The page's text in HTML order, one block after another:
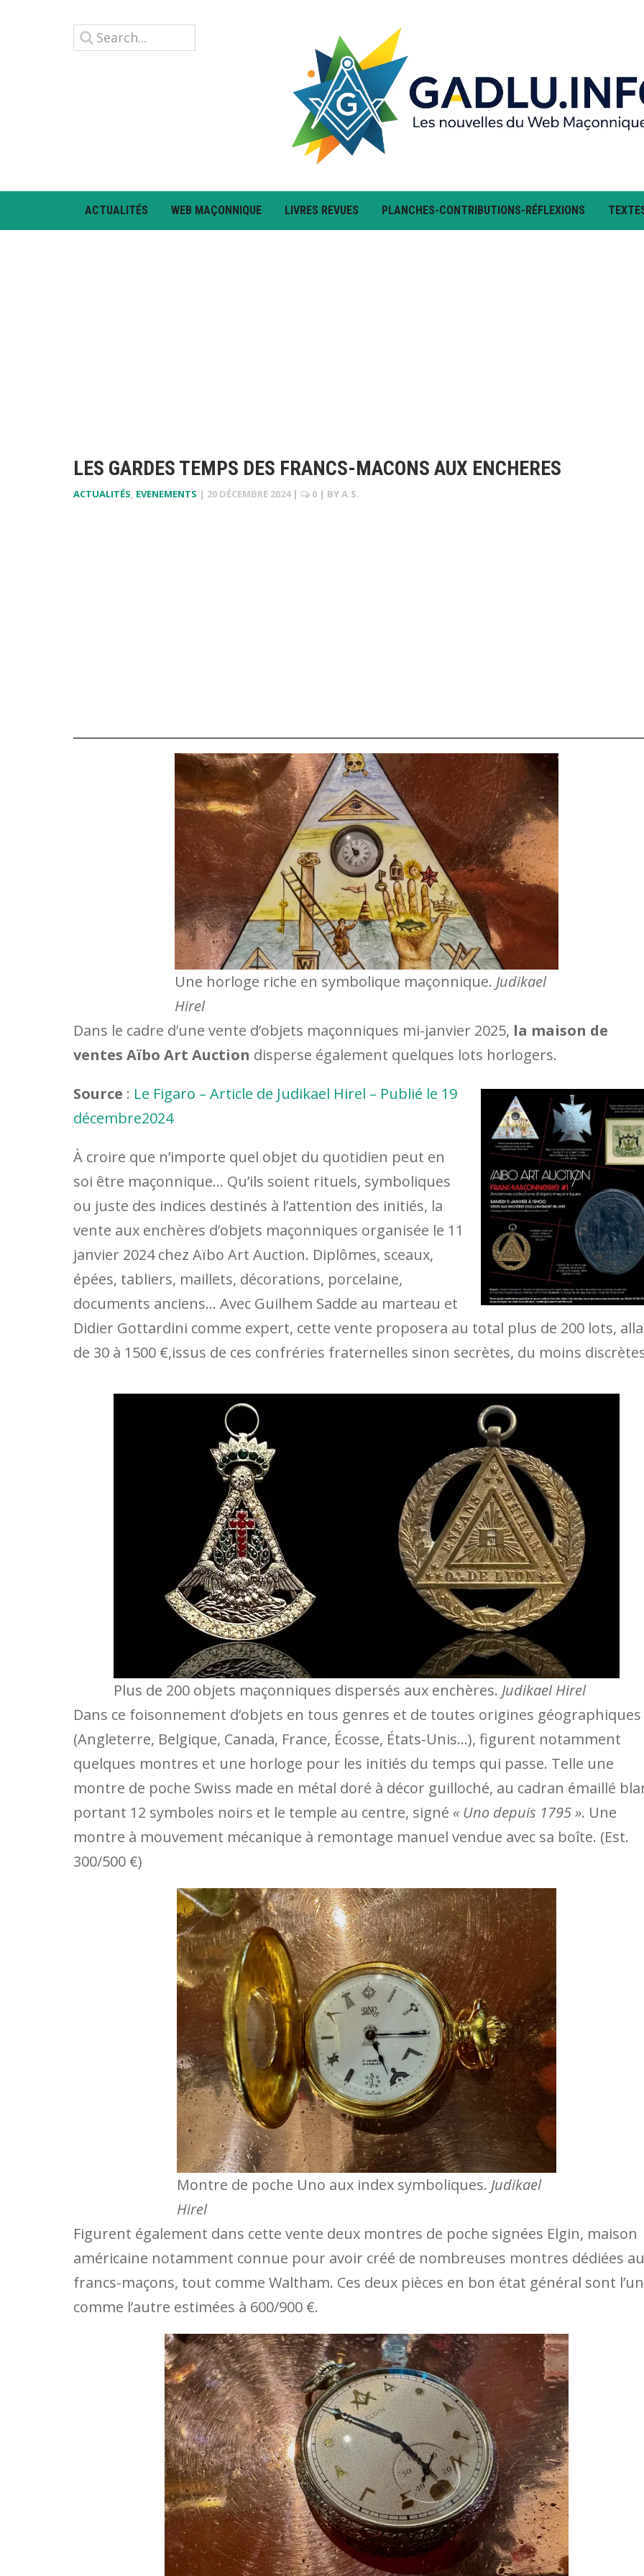
ACTUALITÉS WEB MAÇONNIQUE LIVRES REVUES PLANCHES-CONTRIBUTIONS-RÉFLEXIONS
LES GARDES TEMPS DES FRANCS-MACONS AUX ENCHERES
ACTUALITÉS, EVENEMENTS | 20 DÉCEMBRE 2024 | 0 | BYA.S.
Une horloge riche en symbolique maçonnique. Judikael
Hirel
Dans le cadre d’une vente d’objets maçonniques mi-janvier 2025, la maison de
ventes Aïbo Art Auction disperse également quelques lots horlogers.
Source : Le Figaro – Article de Judikael Hirel – Publié le 19
décembre2024
À croire que n’importe quel objet du quotidien peut en
soi être maçonnique… Qu’ils soient rituels, symboliques
ou juste des indices destinés à l’attention des initiés, la
vente aux enchères d’objets maçonniques organisée le 11
janvier 2024 chez Aïbo Art Auction. Diplômes, sceaux,
épées, tabliers, maillets, décorations, porcelaine,
documents anciens… Avec Guilhem Sadde au marteau et
Didier Gottardini comme expert, cette vente proposera au total plus de 200 lots,
de 30 à 1500 €,issus de ces confréries fraternelles sinon secrètes, du moins
Plus de 200 objets maçonniques dispersés aux enchères. Judikael Hirel
Dans ce foisonnement d’objets en tous genres et de toutes origines géographiques
(Angleterre, Belgique, Canada, France, Écosse, États-Unis…), figurent notamment
quelques montres et une horloge pour les initiés du temps qui passe. Telle une
montre de poche Swiss made en métal doré à décor guilloché, au cadran émaillé
portant 12 symboles noirs et le temple au centre, signé « Uno depuis 1795 ». Une
montre à mouvement mécanique à remontage manuel vendue avec sa boîte. (Est.
300/500 €)
Montre de poche Uno aux index symboliques. Judikael
Hirel
Figurent également dans cette vente deux montres de poche signées Elgin, maison
américaine notamment connue pour avoir créé de nombreuses montres dédiées
francs-maçons, tout comme Waltham. Ces deux pièces en bon état général sont
comme l’autre estimées à 600/900 €.